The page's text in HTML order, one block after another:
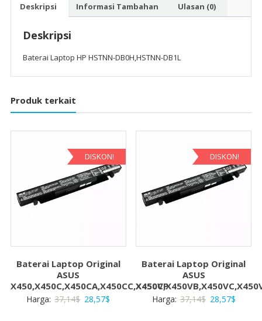
Deskripsi Informasi Tambahan Ulasan (0)
Deskripsi
Baterai Laptop HP HSTNN-DB0H,HSTNN-DB1L
Produk terkait
DISKON!
Baterai Laptop Original
ASUS
X450,X450C,X450CA,X450CC,X450CP
Harga: 37,14$ Harga
28,57$
DISKON!
Baterai Laptop Original
ASUS
Harga: 37,14$ Harga
28,57$Harga